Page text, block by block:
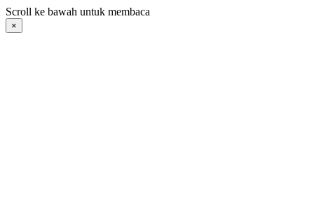
Langsung
ke
konten
Scroll ke bawah untuk membaca
×